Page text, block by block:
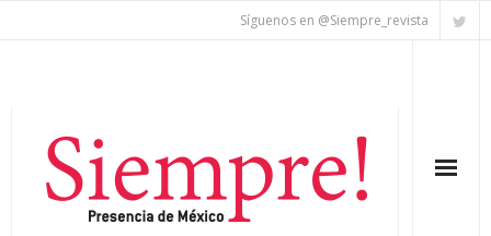
Síguenos en @Siempre_revista